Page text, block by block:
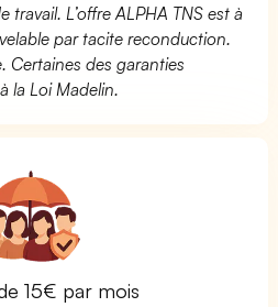
travail. L’offre ALPHA TNS est à
par tacite reconduction.
Certaines des garanties
la Loi Madelin.
15€ par mois